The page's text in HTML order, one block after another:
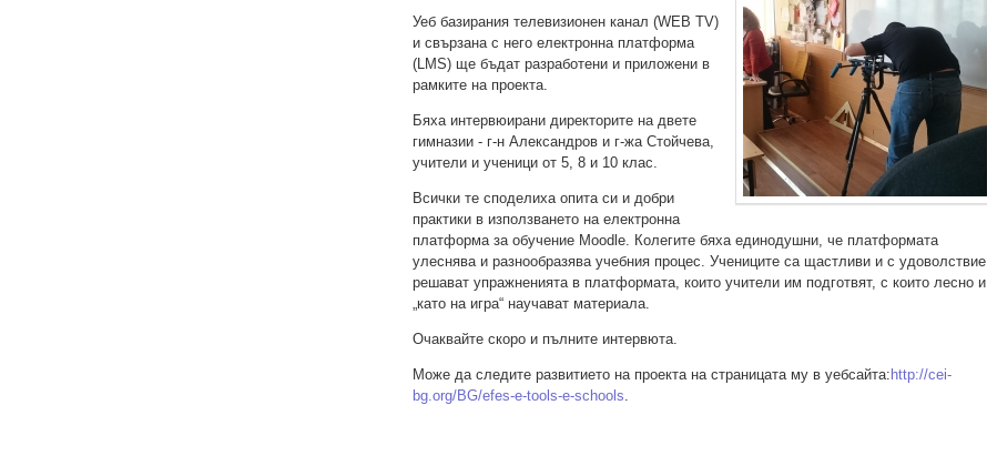
Уеб базирания телевизионен канал (WEB TV)
и свързана с него електронна платформа
(LMS) ще бъдат разработени и приложени в
рамките на проекта.
Бяха интервюирани директорите на двете
гимназии - г-н Александров и г-жа Стойчева,
учители и ученици от 5, 8 и 10 клас.
Всички те споделиха опита си и добри
практики в използването на електронна
платформа за обучение Moodle. Колегите бяха единодушни, че платформата
улеснява и разнообразява учебния процес. Учениците са щастливи и с удоволствие
решават упражненията в платформата, които учители им подготвят, с които лесно и
„като на игра“ научават материала.
Очаквайте скоро и пълните интервюта.
Може да следите развитието на проекта на страницата му в уебсайта: http://cei-
bg.org/BG/efes-e-tools-e-schools.